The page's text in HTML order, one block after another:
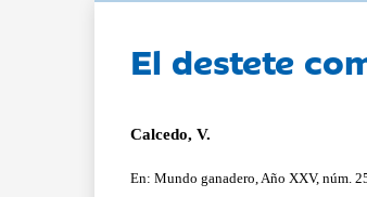
El destete
Calcedo, V.
En: Mundo ganadero, Año XXV, núm.